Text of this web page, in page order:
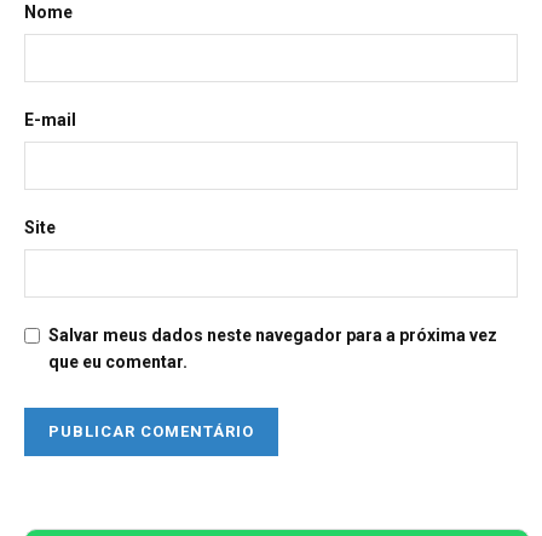
Nome
E-mail
Site
Salvar meus dados neste navegador para a próxima vez
que eu comentar.